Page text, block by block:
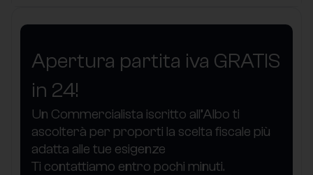
Apertura partita iva GRATIS
in 24!
Un Commercialista iscritto all’Albo ti
ascolterà per proporti la scelta fiscale più
adatta alle tue esigenze
Ti contattiamo entro pochi minuti.